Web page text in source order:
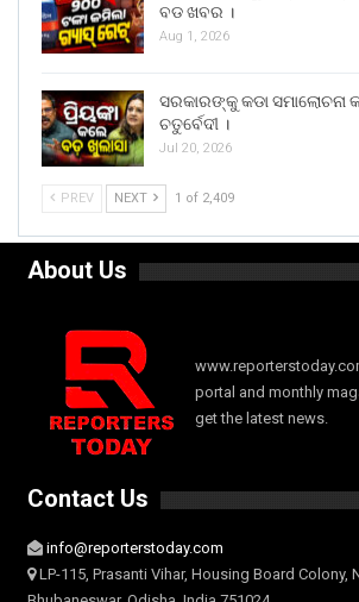
ବଡ ଖବର ।
Aug 1, 2026
ସରକାରଙ୍କୁ କଡା
ଚତୁର୍ବେଦୀ ।
Jul 20, 2026
PREV NEXT 1 of 2,409
About Us
portal and monthly
get the latest news.
Contact Us
info@reporterstoday.com
LP-115, Prasanti Vihar, Housing Board Colony,